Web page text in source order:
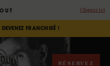
Cliquez ici
DEVENEZ FRANCHISÉ !
RÉSERVEZ